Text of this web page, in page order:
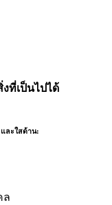
ที่เป็นไปได้
ละใสด้าน:
ล